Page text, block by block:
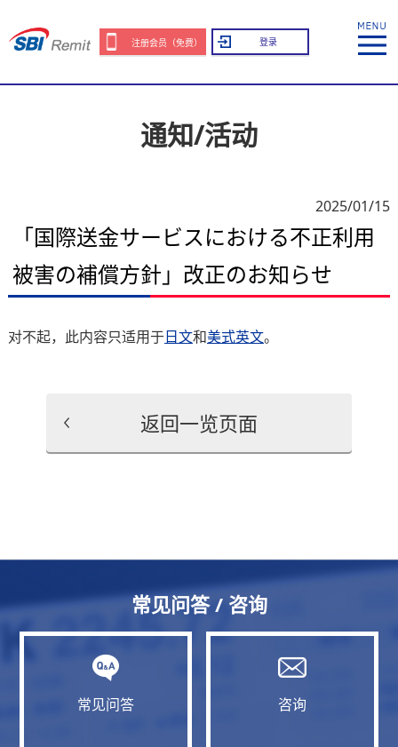
注册会员（免费） 登录
通知/活动
2025/01/15
「国際送金サービスにおける不正利用
被害の補償方針」改正のお知らせ
对不起，此内容只适用于日文和美式英文。
返回一览页面
常见问答 / 咨询
常见问答 咨询